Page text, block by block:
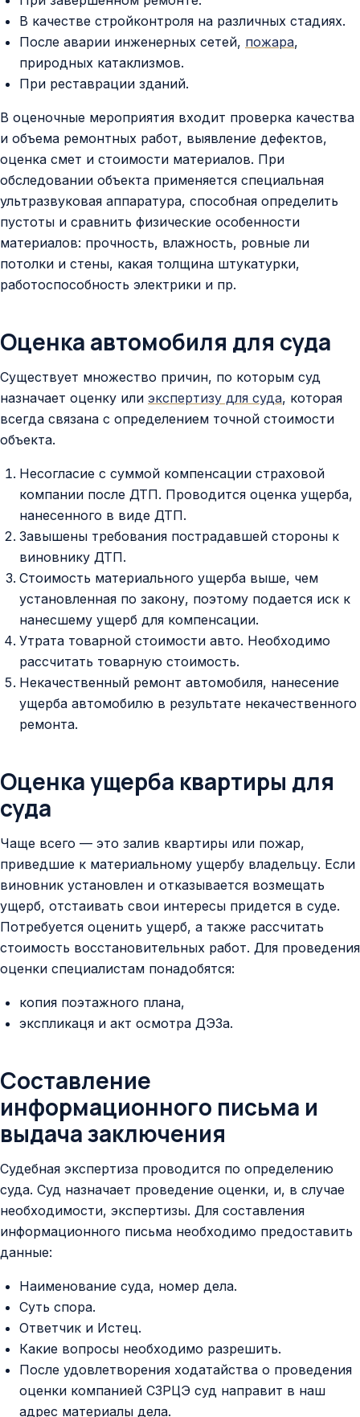
В качестве стройконтроля на различных стадиях.
После аварии инженерных сетей, пожара,
природных катаклизмов.
При реставрации зданий.
В оценочные мероприятия входит проверка качества
и объема ремонтных работ, выявление дефектов,
оценка смет и стоимости материалов. При
обследовании объекта применяется специальная
ультразвуковая аппаратура, способная определить
пустоты и сравнить физические особенности
материалов: прочность, влажность, ровные ли
потолки и стены, какая толщина штукатурки,
работоспособность электрики и пр.
Оценка автомобиля для суда
Существует множество причин, по которым суд
назначает оценку или экспертизу для суда, которая
всегда связана с определением точной стоимости
объекта.
Несогласие с суммой компенсации страховой
компании после ДТП. Проводится оценка ущерба,
нанесенного в виде ДТП.
Завышены требования пострадавшей стороны к
виновнику ДТП.
Стоимость материального ущерба выше, чем
установленная по закону, поэтому подается иск к
нанесшему ущерб для компенсации.
Утрата товарной стоимости авто. Необходимо
рассчитать товарную стоимость.
Некачественный ремонт автомобиля, нанесение
ущерба автомобилю в результате некачественного
ремонта.
Оценка ущерба квартиры для
суда
Чаще всего — это залив квартиры или пожар,
приведшие к материальному ущербу владельцу. Если
виновник установлен и отказывается возмещать
ущерб, отстаивать свои интересы придется в суде.
Потребуется оценить ущерб, а также рассчитать
стоимость восстановительных работ. Для проведения
оценки специалистам понадобятся:
копия поэтажного плана,
экспликаця и акт осмотра ДЭЗа.
Составление
информационного письма и
выдача заключения
Судебная экспертиза проводится по определению
суда. Суд назначает проведение оценки, и, в случае
необходимости, экспертизы. Для составления
информационного письма необходимо предоставить
данные:
Наименование суда, номер дела.
Суть спора.
Ответчик и Истец.
Какие вопросы необходимо разрешить.
После удовлетворения ходатайства о проведения
оценки компанией СЗРЦЭ суд направит в наш
адрес материалы дела.